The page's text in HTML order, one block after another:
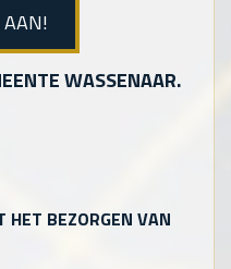
AAN!
WASSENAAR.
HET BEZORGEN VAN